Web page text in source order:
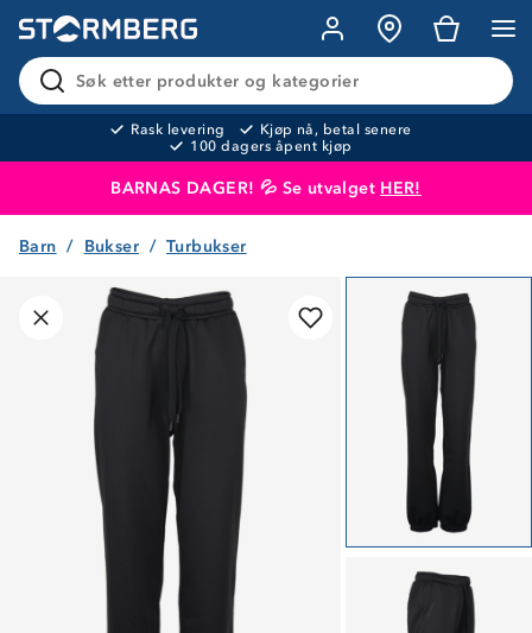
Søk etter produkter og kategorier
Rask levering
Kjøp nå, betal senere
100 dagers åpent kjøp
BARNAS DAGER! 💦 Se utvalget HER!
Produktet er lagt i handlekurven
Barn Bukser Turbukser